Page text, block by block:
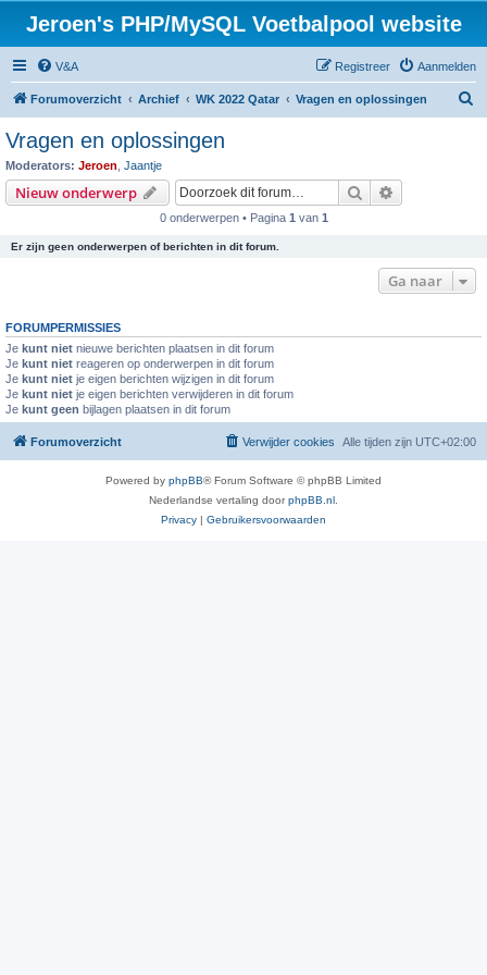
Jeroen's PHP/MySQL Voetbalpool website
V&A Aanmelden
Registreer
Forumoverzicht Archief WK 2022 Qatar Vragen en oplossingen
Vragen en oplossingen
Moderators: Jeroen Jaantje
Nieuw onderwerp Zoek
0 onderwerpen • Pagina 1 van 1
Er zijn geen onderwerpen of berichten in dit forum.
Ga naar
FORUMPERMISSIES
Je kunt niet nieuwe berichten plaatsen in dit forum
Je kunt niet reageren op onderwerpen in dit forum
Je kunt niet je eigen berichten wijzigen in dit forum
Je kunt niet je eigen berichten verwijderen in dit forum
Je kunt geen bijlagen plaatsen in dit forum
Forumoverzicht Alle tijden zijn UTC+02:00
Verwijder cookies
Powered by phpBB® Forum Software © phpBB Limited
Nederlandse vertaling doorphpBB.nl
Privacy | Gebruikersvoorwaarden